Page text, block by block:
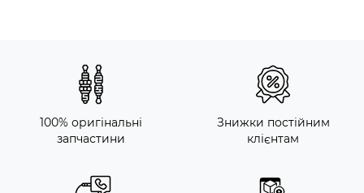
100% оригінальні
запчастини
Знижки постійним
клієнтам